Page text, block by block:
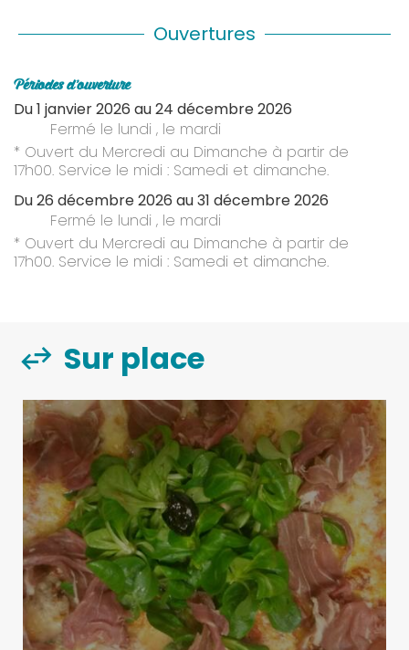
Ouvertures
Périodes d'ouverture
Du1 janvier 2026 au24 décembre 2026
Fermé le lundi , le mardi
* Ouvert du Mercredi au Dimanche à partir de
17h00. Service le midi : Samedi et dimanche.
Du26 décembre 2026 au31 décembre 2026
Fermé le lundi , le mardi
* Ouvert du Mercredi au Dimanche à partir de
17h00. Service le midi : Samedi et dimanche.
Sur place